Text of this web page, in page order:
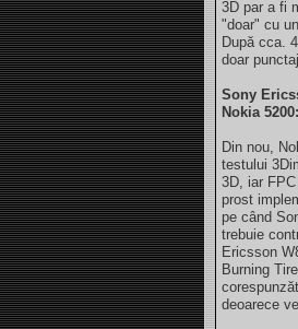
3D par a fi
"doar" cu
După cca.
doar
Sony
Nokia 5200:
Din nou,
testului
3D, iar
prost
pe când
trebuie
Ericsson
Burning
deoarece